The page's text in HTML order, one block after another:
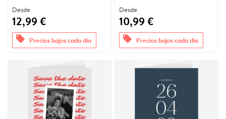
Desde
12,99 €
offers Precios bajos cada día
Desde
10,99 €
offers Precios bajos cada día